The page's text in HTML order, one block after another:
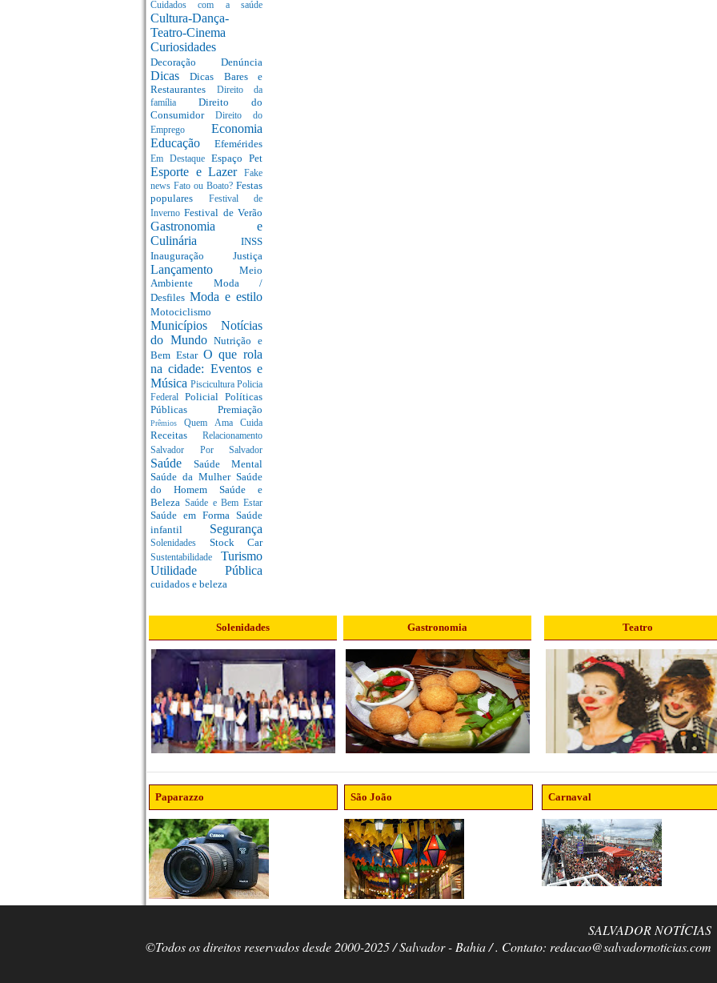
Cuidados com a saúde
Cultura-Dança-
Teatro-Cinema
Curiosidades
Decoração Denúncia
DicasDicas Bares e
Restaurantes
Direito da
família Direito do
Consumidor Direito do
Emprego Economia
Educação Efemérides
Em Destaque Espaço Pet
Esporte e Lazer
Fake
news Fato ou Boato? Festas
populares
Festival de
InvernoFestival de Verão
Gastronomia e
Culinária INSS
Inauguração Justiça
Lançamento Meio
Ambiente Moda /
Desfiles Moda e estilo
Motociclismo
Municípios Notícias
do MundoNutrição e
Bem Estar O que rola
na cidade: Eventos e
Música Piscicultura Policia
Federal Policial Políticas
Públicas Premiação
PrêmiosQuem Ama Cuida
Receitas Relacionamento
Salvador Por Salvador
Saúde Saúde Mental
Saúde da Mulher Saúde
do Homem Saúde e
Beleza Saúde e Bem Estar
Saúde em Forma Saúde
infantil Segurança
Solenidades Stock Car
Sustentabilidade Turismo
Utilidade Pública
cuidados e beleza
Solenidades Gastronomia Teatro
Paparazzo São João Carnaval
SALVADOR NOTÍCIAS
©Todos os direitos reservados desde 2000-2025 / Salvador - Bahia / . Contato: redacao@salvadornoticias.com